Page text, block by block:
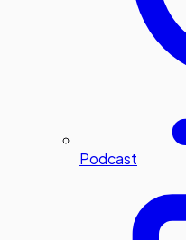
Podcast